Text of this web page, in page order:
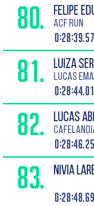
80. FELIPE
ACF RUN
81. LUIZA
Lucas
82. LUCAS
83. NIVIA